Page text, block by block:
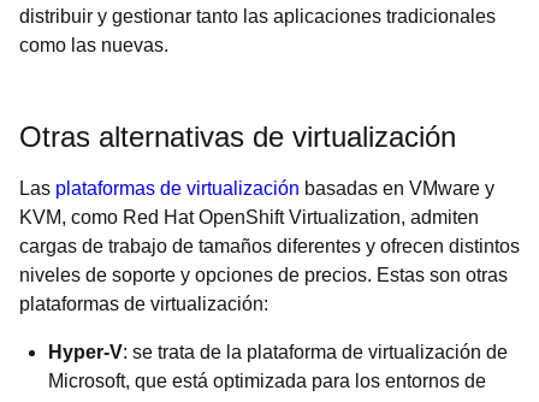
distribuir y gestionar tanto las aplicaciones tradicionales
como las nuevas.
Otras alternativas de virtualización
Las plataformas de virtualización basadas en VMware y
KVM, como Red Hat OpenShift Virtualization, admiten
cargas de trabajo de tamaños diferentes y ofrecen distintos
niveles de soporte y opciones de precios. Estas son otras
plataformas de virtualización:
Hyper-V: se trata de la plataforma de virtualización de
Microsoft, que está optimizada para los entornos de